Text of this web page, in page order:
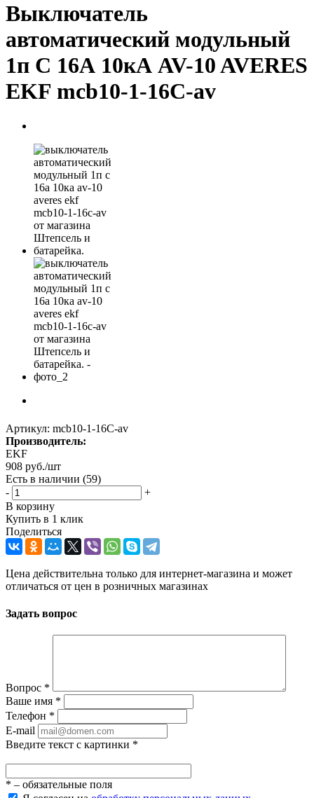
Выключатель
автоматический модульный
1п C 16А 10кА AV-10 AVERES
EKF mcb10-1-16C-av
Артикул: mcb10-1-16C-av
Производитель:
EKF
908 руб./шт
Есть в наличии (59)
-
+
В корзину
Купить в 1 клик
Поделиться
Цена действительна только для интернет-магазина и может
отличаться от цен в розничных магазинах
Задать вопрос
Вопрос *
Ваше имя *
Телефон *
E-mail
Введите текст с картинки *
* – обязательные поля